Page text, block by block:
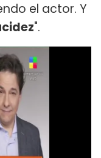
el actor. Y
".